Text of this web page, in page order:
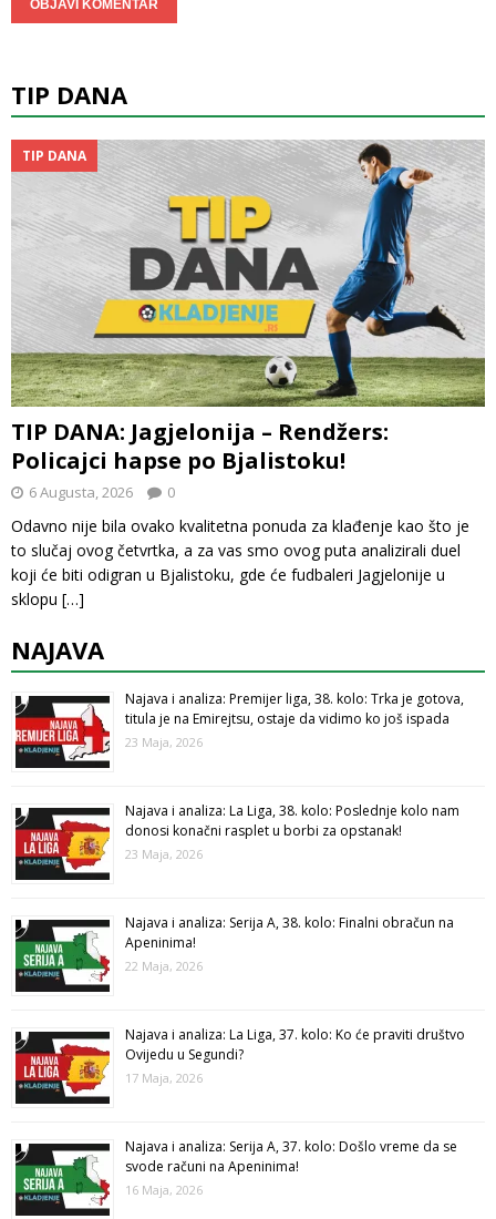
TIP DANA
TIP DANA
TIP DANA: Jagjelonija – Rendžers:
Policajci hapse po Bjalistoku!
6 Augusta, 2026 0
Odavno nije bila ovako kvalitetna ponuda za klađenje kao što je
to slučaj ovog četvrtka, a za vas smo ovog puta analizirali duel
koji će biti odigran u Bjalistoku, gde će fudbaleri Jagjelonije u
sklopu […]
NAJAVA
Najava i analiza: Premijer liga, 38. kolo: Trka je gotova,
titula je na Emirejtsu, ostaje da vidimo ko još ispada
23 Maja, 2026
Najava i analiza: La Liga, 38. kolo: Poslednje kolo nam
donosi konačni rasplet u borbi za opstanak!
23 Maja, 2026
Najava i analiza: Serija A, 38. kolo: Finalni obračun na
Apeninima!
22 Maja, 2026
Najava i analiza: La Liga, 37. kolo: Ko će praviti društvo
Ovijedu u Segundi?
17 Maja, 2026
Najava i analiza: Serija A, 37. kolo: Došlo vreme da se
svode računi na Apeninima!
16 Maja, 2026